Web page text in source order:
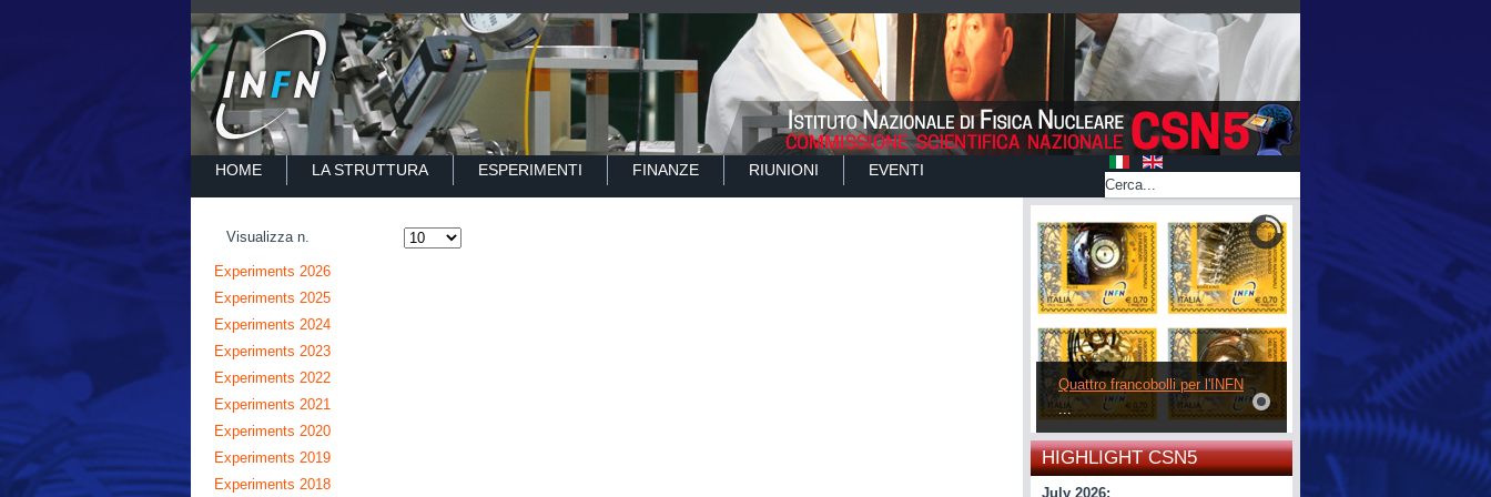
HOME LA STRUTTURA ESPERIMENTI FINANZE RIUNIONI EVENTI
Visualizza n.
Experiments 2026
Experiments 2025
Experiments 2024
Experiments 2023
Experiments 2022
Experiments 2021
Experiments 2020
Experiments 2019
Experiments 2018
Quattro francobolli per l'INFN
...
HIGHLIGHT CSN5
July 2026: